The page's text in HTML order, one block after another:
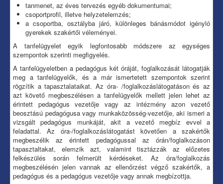
tanmenet, az éves tervezés egyéb dokumentumai;
csoportprofil, illetve helyzetelemzés;
a csoportba, osztályba járó, különleges bánásmódot igényló
gyerekek szakértői véleményei.
A tanfelügyelet egyik legfontosabb módszere az egységes
szempontok szerinti megfigyelés.
A tanfelügyeletben a pedagógus két óráját, foglalkozását látogatják
meg a tanfelügyelők, és a már ismertetett szempontok szerint
rögzítik a tapasztalataikat. Az óra- /foglalkozáslátogatáson és az
azt követő megbeszélésen a tanfelügyelők mellett jelen lehet az
érintett pedagógus vezetője vagy az intézmény azon vezető
beosztású pedagógusa vagy munkaközösség-vezetője, aki ismeri a
vizsgált pedagógus munkáját, akit a vezető megbíz evvel a
feladattal. Az óra-/foglalkozáslátogatást követően a szakértők
megbeszélik az érintett pedagógussal az órán/foglalkozáson
tapasztaltakat, elemzik azt, valamint tisztázzák az előzetes
felkészülés során felmerült kérdéseket. Az óra/foglalkozás
megbeszélésén jelen vannak az ellenőrzést végző szakértők, a
pedagógus és a pedagógus vezetője vagy annak megbízottja.